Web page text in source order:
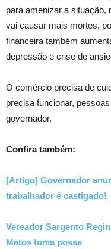
para amenizar a situação,
vai causar mais mortes,
financeira também
depressão e crise de
O comércio precisa de
precisa funcionar,
governador.
Confira também:
[Artigo] Governador
trabalhador é castigado!
Vereador Sargento
Matos toma posse